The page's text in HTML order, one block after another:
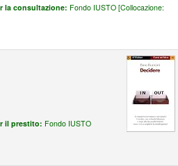
la consultazione: Fondo IUSTO [Collocazione:
il prestito: Fondo IUSTO